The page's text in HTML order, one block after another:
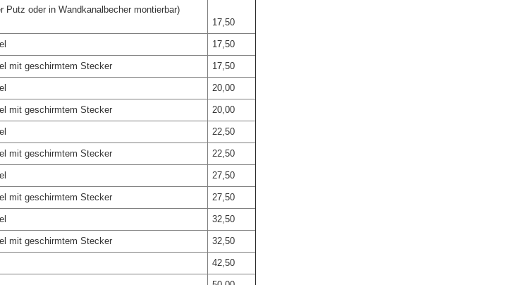
Putz oder in Wandkanalbecher montierbar)
17,50
17,50
mit geschirmtem Stecker 17,50
20,00
mit geschirmtem Stecker 20,00
22,50
mit geschirmtem Stecker 22,50
27,50
mit geschirmtem Stecker 27,50
32,50
mit geschirmtem Stecker 32,50
42,50